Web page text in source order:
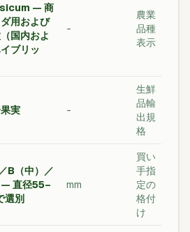
— 商
用および
国内およ
ブリッ
-
農業
品種
表示
実 -
生鮮
品輸
出規
格
B（中）／
— 直径55–
選別
mm
買い
手指
定の
格付
け